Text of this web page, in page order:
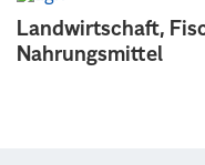
Landwirtschaft,
Nahrungsmittel